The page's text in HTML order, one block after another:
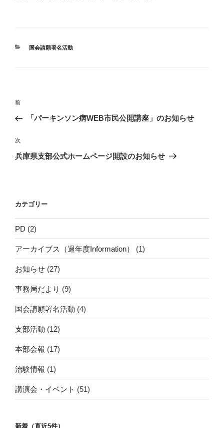
カ
国会請願署名活動
投
ナ
ビ
ゲ
ン
前
の
稿
前
「パーキンソン病WEB市民公開講座」のお知らせ
次
の
次
兵庫県支部公式ホームページ開設のお知らせ
カテゴリー
PD (2)
アーカイブス（過年度Information） (1)
お知らせ (27)
事務局だより (9)
国会請願署名活動 (4)
支部活動 (12)
本部会報 (17)
治験情報 (1)
講演会・イベント (51)
新着（直近5件）